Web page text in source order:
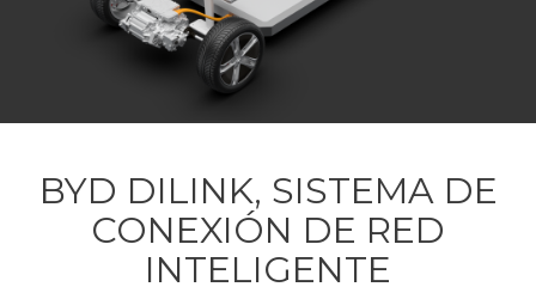
BYD DILINK, SISTEMA DE
CONEXIÓN DE RED
INTELIGENTE